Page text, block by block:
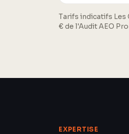
Tarifs indicatifs Les
€ de l'Audit AEO
EXPERTISE